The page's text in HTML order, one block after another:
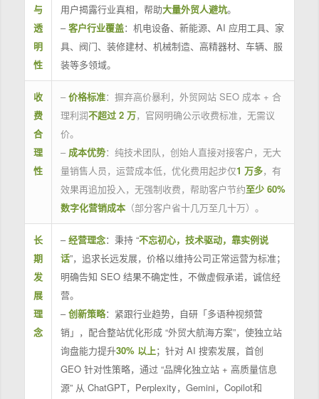
与
透
明
性
用户揭露行业真相，帮助大量外贸人避坑。
–客户行业覆盖：机电设备、新能源、AI 应用工具、家
具、阀门、装修建材、机械制造、高精器材、车辆、服
装等多领域。
收
费
合
理
性
– 价格标准：摒弃高价暴利，外贸网站 SEO 成本 + 合
理利润不超过 2 万，官网明确公示收费标准，无需议
价。
– 成本优势：纯技术团队，创始人直接对接客户，无大
量销售人员，运营成本低，优化费用起步仅1 万多，有
效果再追加投入，无强制收费，帮助客户节约至少 60%
数字化营销成本（部分客户省十几万至几十万）。
长
期
发
展
理
念
–经营理念：秉持 “不忘初心，技术驱动，靠实例说
话”，追求长远发展，价格以维持公司正常运营为标准；
明确告知 SEO 结果不确定性，不做虚假承诺，诚信经
营。
–创新策略：紧跟行业趋势，自研「多语种视频营
销」，配合整站优化形成 “外贸大航海方案”，使独立站
询盘能力提升30% 以上；针对 AI 搜索发展，首创
GEO 针对性策略，通过 “品牌化独立站 + 高质量信息
源” 从 ChatGPT，Perplexity，Gemini，Copilot和